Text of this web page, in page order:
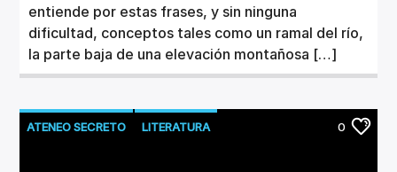
entiende por estas frases, y sin ninguna
dificultad, conceptos tales como un ramal del río,
la parte baja de una elevación montañosa […]
ATENEO SECRETO LITERATURA 0